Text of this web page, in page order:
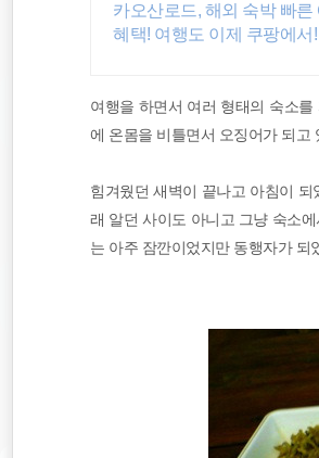
카오산로드, 해외 숙박 빠
혜택! 여행도 이제 쿠팡에서!
여행을 하면서 여러 형태의 숙소
에 온몸을 비틀면서 오징어가 되고
힘겨웠던 새벽이 끝나고 아침이
래 알던 사이도 아니고 그냥 숙소
는 아주 잠깐이었지만 동행자가 되
워킹홀리데